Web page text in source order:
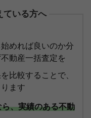
ている方へ
めれば良いのか分
動産一括査定を
比較することで、
ます
ら、実績のある不動